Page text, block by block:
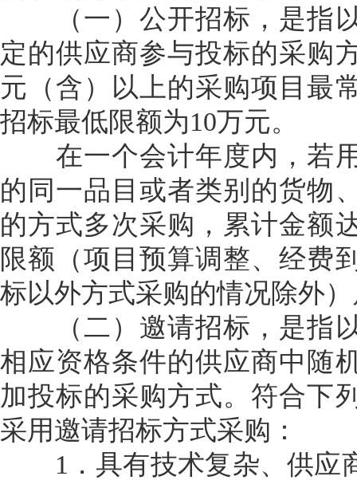
（一）公开招标，是指以
定的供应商参与投标的采购
元（含）以上的采购项目最
招标最低限额为10万元。
在一个会计年度内，若用
的同一品目或者类别的货物
的方式多次采购，累计金额
限额（项目预算调整、经费
标以外方式采购的情况除外
（二）邀请招标，是指以
相应资格条件的供应商中随
加投标的采购方式。符合下
采用邀请招标方式采购：
1．具有技术复杂、供应